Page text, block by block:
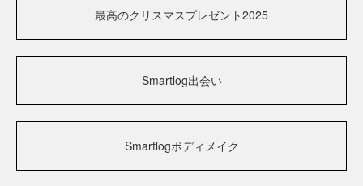
最高のクリスマスプレゼント2025
Smartlog出会い
Smartlogボディメイク